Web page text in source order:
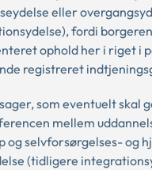
eller
fordi
ophold her i riget i
registreret
som eventuelt skal
mellem
selvforsørgelses- og
(tidligere